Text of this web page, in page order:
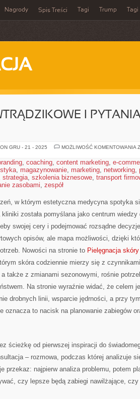
Nagrody Spis Treści Tagi Trump Tagi
I
GRU - 21 - 2025 MOŻLIWOŚĆ KOMENTOWANIA
, coaching, content marketing, e-
, magazynowanie, marketing, networking,
strategia, szkolenia biznesowe, transport
zasobami, zespół
w którym estetyczna medycyna spotyka
została pomyślana jako centrum wiedzy
swojej cery i podejmować rozsądne
opisów, ale mapa możliwości, dzięki
Nowości na stronie to Pielęgnacja skóry
skóra codziennie mierzy się z czynnikami
także z zmianami sezonowymi, rośnie
Na stronie wyraźnie widać, że celem
drobnych linii, wsparcie jędrności, a przy
oznacza to nacisk na planowanie zabiegów
ścieżkę od pierwszej inspiracji do
– rozmowa, podczas której analizuje
przekaz: najpierw analiza problemu, potem
czy lepsze będą zabiegi nawilżające,